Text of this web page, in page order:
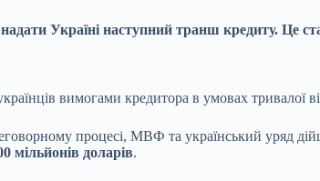
Україні наступний транш кредиту. Це
вимогами кредитора в умовах тривалої
процесі, МВФ та український уряд
мільйонів доларів.